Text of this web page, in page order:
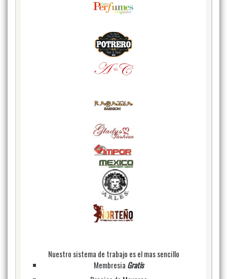
Nuestro sistema de trabajo es el mas sencillo
Membresia Gratis